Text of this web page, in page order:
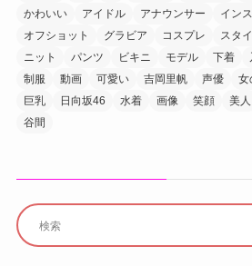
かわいい
アイドル アナウンサー イン
オフショット
グラビア コスプレ スタ
ニット
パンツ ビキニ モデル 下着
制服
動画 可愛い 吉岡里帆 声優 女
巨乳
日向坂46 水着 画像 笑顔 美人
谷間